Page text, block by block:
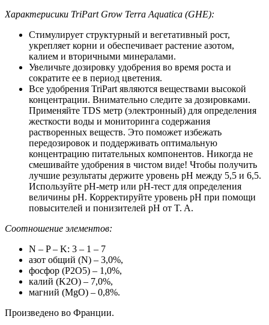
Характерисики TriPart Grow Terra Aquatica (GHE):
Стимулирует структурный и вегетативный рост,
укрепляет корни и обеспечивает растение азотом,
калием и вторичными минералами.
Увеличьте дозировку удобрения во время роста и
сократите ее в период цветения.
Все удобрения TriPart являются веществами высокой
концентрации. Внимательно следите за дозировками.
Применяйте TDS метр (электронный) для определения
жесткости воды и мониторинга содержания
растворенных веществ. Это поможет избежать
передозировок и поддерживать оптимальную
концентрацию питательных компонентов. Никогда не
смешивайте удобрения в чистом виде! Чтобы получить
лучшие результаты держите уровень pH между 5,5 и 6,5.
Используйте pH-метр или pH-тест для определения
величины рН. Корректируйте уровень рН при помощи
повысителей и понизителей pH от T. A.
Соотношение элементов:
N – P – K: 3 – 1 – 7
азот общий (N) – 3,0%,
фосфор (P2O5) – 1,0%,
калий (K2O) – 7,0%,
магний (MgO) – 0,8%.
Произведено во Франции.